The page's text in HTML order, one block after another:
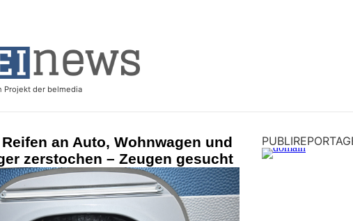
an Auto, Wohnwagen und
zerstochen – Zeugen gesucht